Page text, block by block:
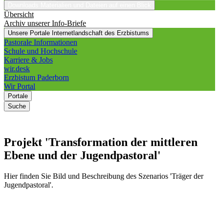
Übersicht
Archiv unserer Info-Briefe
Unsere Portale Internetlandschaft des Erzbistums
Pastorale Informationen
Schule und Hochschule
Karriere & Jobs
wir.desk
Erzbistum Paderborn
Wir Portal
Portale
Suche
Projekt 'Transformation der mittleren
Ebene und der Jugendpastoral'
Hier finden Sie Bild und Beschreibung des Szenarios 'Träger der
Jugendpastoral'.